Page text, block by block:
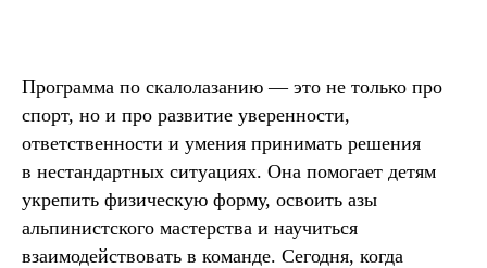
Программа по скалолазанию — это не только про
спорт, но и про развитие уверенности,
ответственности и умения принимать решения
в нестандартных ситуациях. Она помогает детям
укрепить физическую форму, освоить азы
альпинистского мастерства и научиться
взаимодействовать в команде. Сегодня, когда